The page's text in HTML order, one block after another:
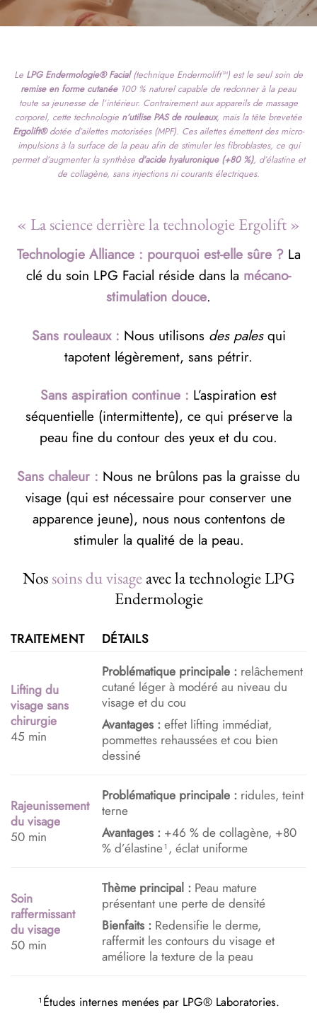
Le LPG Endermologie®Facial(technique Endermolift™) est le seul soin de
remise en forme cutanée100 % naturel capable de redonner à la peau
toute sa jeunesse de l’intérieur. Contrairement aux appareils de massage
corporel, cette technologie n’utilise PAS de rouleaux, mais la tête brevetée
Ergolift®dotée d’ailettes motorisées (MPF). Ces ailettes émettent des micro-
impulsions à la surface de la peau afin de stimuler les fibroblastes, ce qui
permet d’augmenter la synthèse d’acide hyaluronique (+80 %), d’élastine et
de collagène, sans injections ni courants électriques.
« La science derrière la technologie Ergolift »
Technologie Alliance : pourquoi est-elle sûre ?La
clé du soin LPG Facial réside dans la mécano-
stimulation douce.
Sans rouleaux : Nous utilisons des palesqui
tapotent légèrement, sans pétrir.
Sans aspiration continue : L’aspiration est
séquentielle (intermittente), ce qui préserve la
peau fine du contour des yeux et du cou.
Sans chaleur : Nous ne brûlons pas la graisse du
visage (qui est nécessaire pour conserver une
apparence jeune), nous nous contentons de
stimuler la qualité de la peau.
Nossoins du visageavec la technologie LPG
Endermologie
TRAITEMENT DÉTAILS
Lifting du
visage sans
chirurgie
45 min
Problématique principale :relâchement
cutané léger à modéré au niveau du
visage et du cou
Avantages :effet lifting immédiat,
pommettes rehaussées et cou bien
dessiné
Rajeunissement
du visage
50 min
Problématique principale :ridules, teint
terne
Avantages :+46 % de collagène, +80
% d’élastine¹, éclat uniforme
Soin
raffermissant
du visage
50 min
Thème principal :Peau mature
présentant une perte de densité
Bienfaits :Redensifie le derme,
raffermit les contours du visage et
améliore la texture de la peau
¹Études internes menées par LPG® Laboratories.